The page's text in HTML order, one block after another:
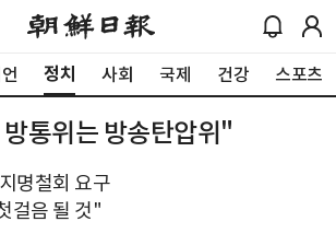
정치 사회 국제 건강 스포츠
통위는 방송탄압위"
명철회 요구
걸음 될 것"